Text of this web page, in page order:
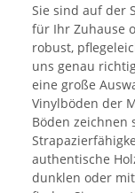
Sie sind auf der
für Ihr Zuhause
robust,
uns genau
eine große
Vinylböden der
Böden zeichnen
authentische
dunklen oder